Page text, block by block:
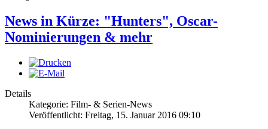
News in Kürze: "Hunters", Oscar-
Nominierungen & mehr
Details
Kategorie: Film- & Serien-News
Veröffentlicht: Freitag, 15. Januar 2016 09:10